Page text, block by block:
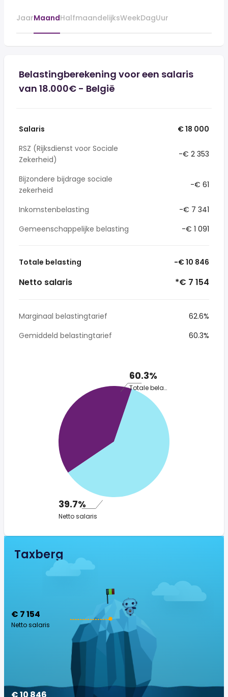
JaarMaandHalfmaandelijksWeekDagUur
Belastingberekening voor een salaris
van 18.000€ - België
Salaris
€ 18 000
RSZ (Rijksdienst voor Sociale
Zekerheid)
-€ 2 353
Bijzondere bijdrage sociale
zekerheid
-€ 61
Inkomstenbelasting
-€ 7 341
Gemeenschappelijke belasting
-€ 1 091
Totale belasting -€ 10 846
Netto salaris *€ 7 154
Marginaal belastingtarief
62.6%
Gemiddeld belastingtarief
60.3%
60.3%
Totale belasting
39.7%
Netto salaris
Taxberg
€ 7 154
Netto salaris